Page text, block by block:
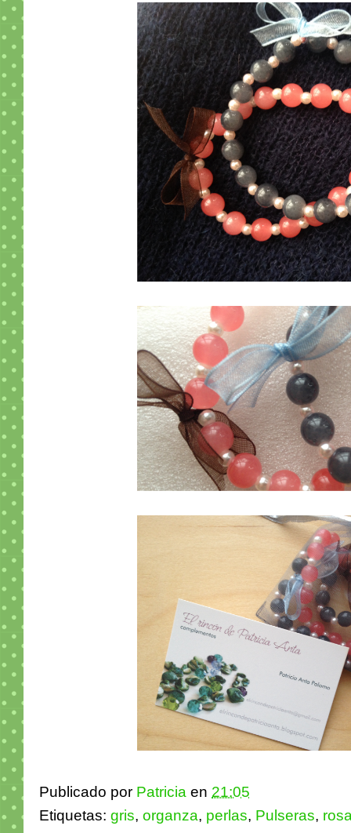
Publicado por Patricia en 21:05
Etiquetas: gris, organza, perlas, Pulseras,